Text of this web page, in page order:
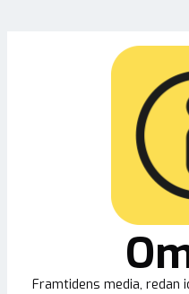
Framtidens media, redan